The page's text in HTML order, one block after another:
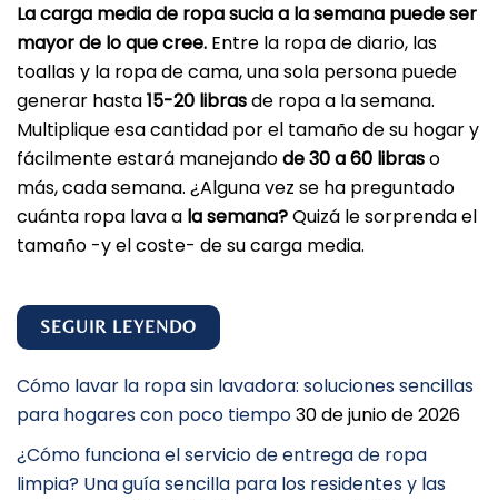
La carga media de ropa sucia a la semana puede ser
mayor de lo que cree. Entre la ropa de diario, las
toallas y la ropa de cama, una sola persona puede
generar hasta15-20 librasde ropa a la semana.
Multiplique esa cantidad por el tamaño de su hogar y
fácilmente estará manejandode 30 a 60 libraso
más, cada semana. ¿Alguna vez se ha preguntado
cuánta ropa lava a la semana?Quizá le sorprenda el
tamaño -y el coste- de su carga media.
SEGUIR LEYENDO
Cómo lavar la ropa sin lavadora: soluciones sencillas
para hogares con poco tiempo30 de junio de 2026
¿Cómo funciona el servicio de entrega de ropa
limpia? Una guía sencilla para los residentes y las